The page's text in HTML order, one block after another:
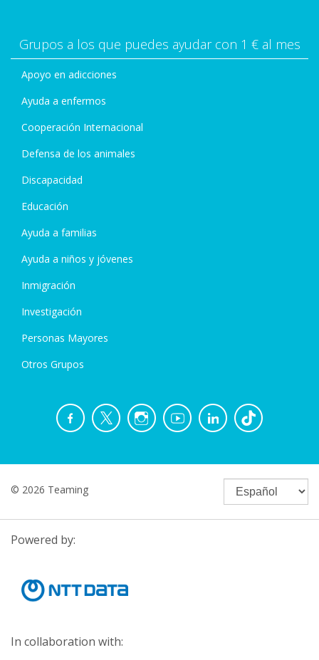
Grupos a los que puedes ayudar con 1 € al mes
Apoyo en adicciones
Ayuda a enfermos
Cooperación Internacional
Defensa de los animales
Discapacidad
Educación
Ayuda a familias
Ayuda a niños y jóvenes
Inmigración
Investigación
Personas Mayores
Otros Grupos
© 2026 Teaming
Powered by:
In collaboration with: